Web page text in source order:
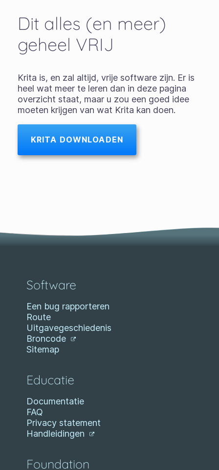
Dit alles (en meer)
geheel VRIJ
Krita is, en zal altijd, vrije software zijn. Er is
heel wat meer te leren dan in deze pagina
overzicht staat, maar u zou een goed idee
moeten krijgen van wat Krita kan doen.
KRITA DOWNLOADEN
Software
Een bug rapporteren
Route
Uitgavegeschiedenis
Broncode
Sitemap
Educatie
Documentatie
FAQ
Privacy statement
Handleidingen
Foundation